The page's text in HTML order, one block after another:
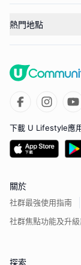
熱門地點
下載 U Lifestyle應
關於
社群最強使用指南
社群焦點功能及升
探索